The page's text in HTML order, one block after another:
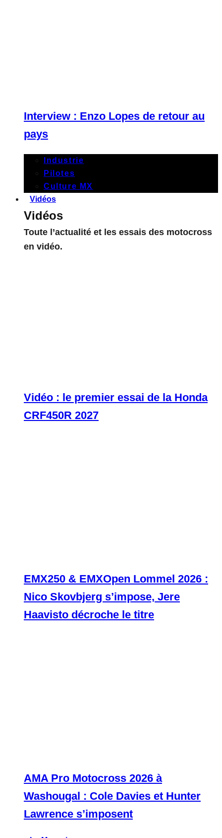
Interview : Enzo Lopes de retour au
pays
Industrie
Pilotes
Culture MX
Vidéos
Vidéos
Toute l’actualité et les essais des motocross
en vidéo.
Vidéo : le premier essai de la Honda
CRF450R 2027
EMX250 & EMXOpen Lommel 2026 :
Nico Skovbjerg s’impose, Jere
Haavisto décroche le titre
AMA Pro Motocross 2026 à
Washougal : Cole Davies et Hunter
Lawrence s’imposent